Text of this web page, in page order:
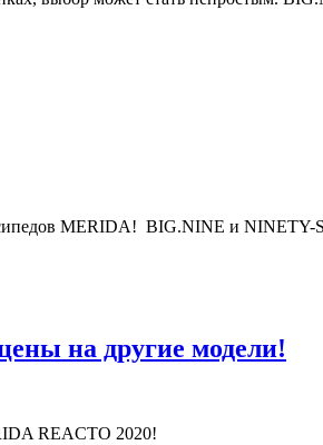
MERIDA! BIG.NINE и NINETY-
на другие модели!
REACTO 2020!